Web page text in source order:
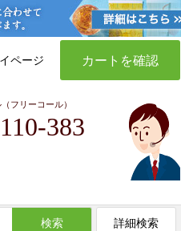
ページ カートを確認
フリーコール）
383
検索 詳細検索